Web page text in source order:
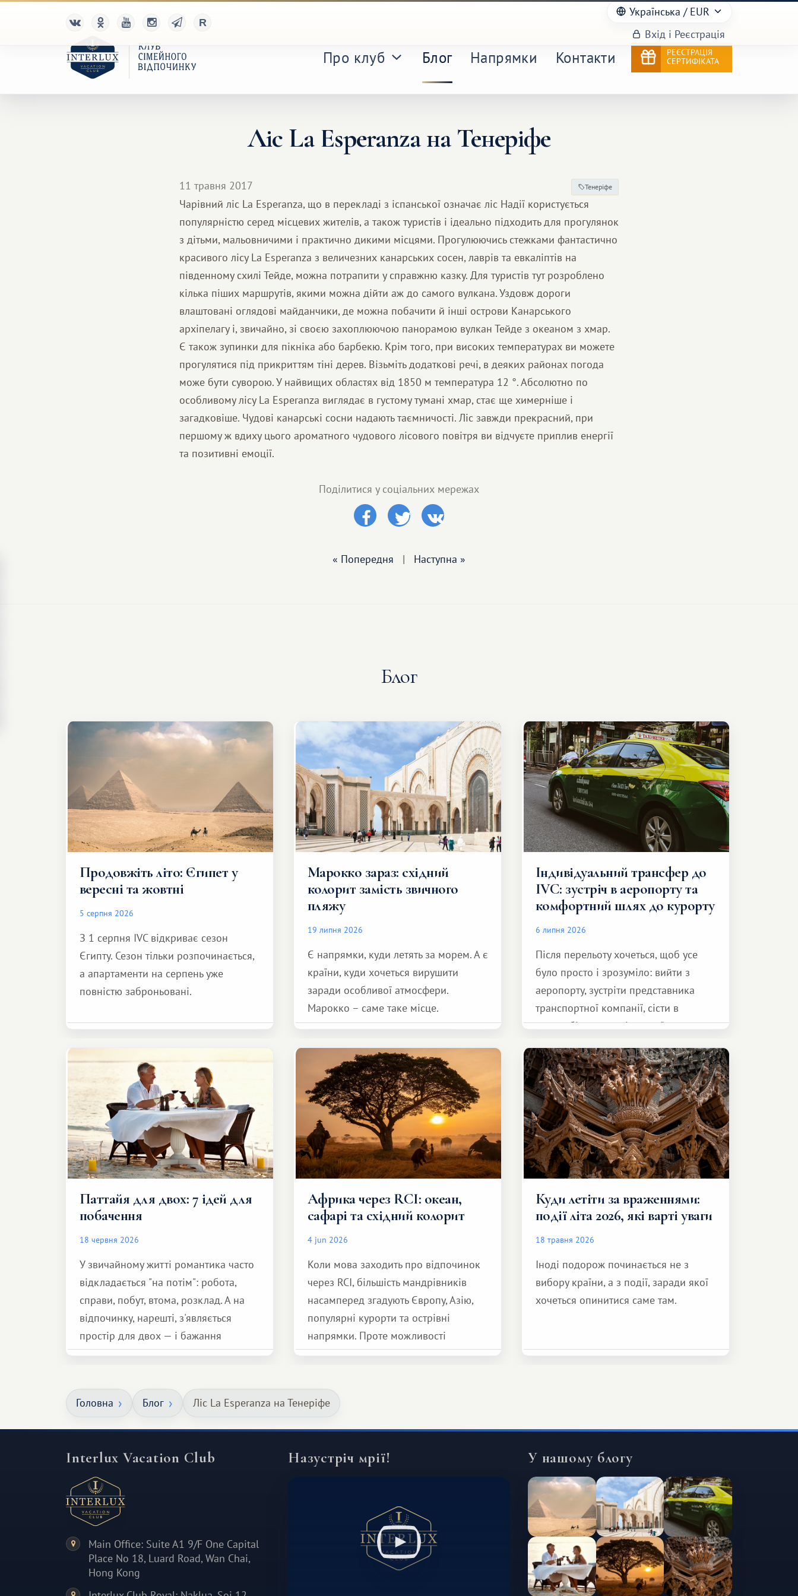
Українська / EUR
Вхід і Реєстрація
Про клуб Блог Напрямки Контакти
РЕЄСТРАЦІЯ
СЕРТИФІКАТА
Ліс La Esperanza на Тенеріфе
11 травня 2017 Тенеріфе
Чарівний ліс La Esperanza, що в перекладі з іспанської означає ліс Надії користується
популярністю серед місцевих жителів, а також туристів і ідеально підходить для прогулянок
з дітьми, мальовничими і практично дикими місцями. Прогулюючись стежками фантастично
красивого лісу La Esperanza з величезних канарських сосен, лаврів та евкаліптів на
південному схилі Тейде, можна потрапити у справжню казку. Для туристів тут розроблено
кілька піших маршрутів, якими можна дійти аж до самого вулкана. Уздовж дороги
влаштовані оглядові майданчики, де можна побачити й інші острови Канарського
архіпелагу і, звичайно, зі своєю захоплюючою панорамою вулкан Тейде з океаном з хмар.
Є також зупинки для пікніка або барбекю. Крім того, при високих температурах ви можете
прогулятися під прикриттям тіні дерев. Візьміть додаткові речі, в деяких районах погода
може бути суворою. У найвищих областях від 1850 м температура 12 °. Абсолютно по
особливому лісу La Esperanza виглядає в густому тумані хмар, стає ще химерніше і
загадковіше. Чудові канарські сосни надають таємничості. Ліс завжди прекрасний, при
першому ж вдиху цього ароматного чудового лісового повітря ви відчуєте приплив енергії
та позитивні емоції.
Поділитися у соціальних мережах
« Попередня | Наступна »
Блог
Продовжіть літо: Єгипет у
вересні та жовтні
5 серпня 2026
З 1 серпня IVC відкриває сезон
Єгипту. Сезон тільки розпочинається,
а апартаменти на серпень уже
повністю заброньовані.
Марокко зараз: східний
колорит замість звичного
пляжу
19 липня 2026
Є напрямки, куди летять за морем. А є
країни, куди хочеться вирушити
заради особливої ​​атмосфери.
Марокко – саме таке місце.
Індивідуальний трансфер до
IVC: зустріч в аеропорту та
комфортний шлях до курорту
6 липня 2026
Після перельоту хочеться, щоб усе
було просто і зрозуміло: вийти з
аеропорту, зустріти представника
транспортної компанії, сісти в
автомобіль та спокійно доїхати до
Паттайя для двох: 7 ідей для
побачення
18 червня 2026
У звичайному житті романтика часто
відкладається "на потім": робота,
справи, побут, втома, розклад. А на
відпочинку, нарешті, з'являється
простір для двох — і бажання
зробити для близької людини щось
але тепле і незабутнє :)
Африка через RCI: океан,
сафарі та східний колорит
4 jun 2026
Коли мова заходить про відпочинок
через RCI, більшість мандрівників
насамперед згадують Європу, Азію,
популярні курорти та острівні
напрямки. Проте можливості
обмінної системи значно ширші.
який здатний подарувати зовсім
інший формат подорожі.
Куди летіти за враженнями:
події літа 2026, які варті уваги
18 травня 2026
Іноді подорож починається не з
вибору країни, а з події, заради якої
хочеться опинитися саме там.
Головна Блог Ліс La Esperanza на Тенеріфе
Interlux Vacation Club
Main Office: Suite A1 9/F One Capital
Place No 18, Luard Road, Wan Chai,
Hong Kong
Назустріч мрії! У нашому блогу